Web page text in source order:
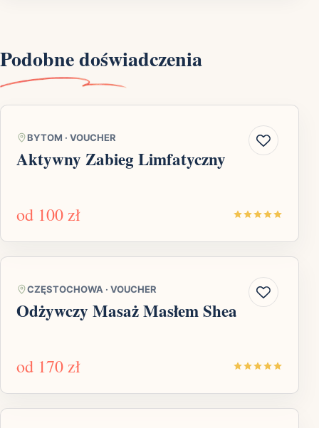
Podobne doświadczenia
BYTOM · VOUCHER
Aktywny Zabieg Limfatyczny
od 100 zł
CZĘSTOCHOWA · VOUCHER
Odżywczy Masaż Masłem Shea
od 170 zł